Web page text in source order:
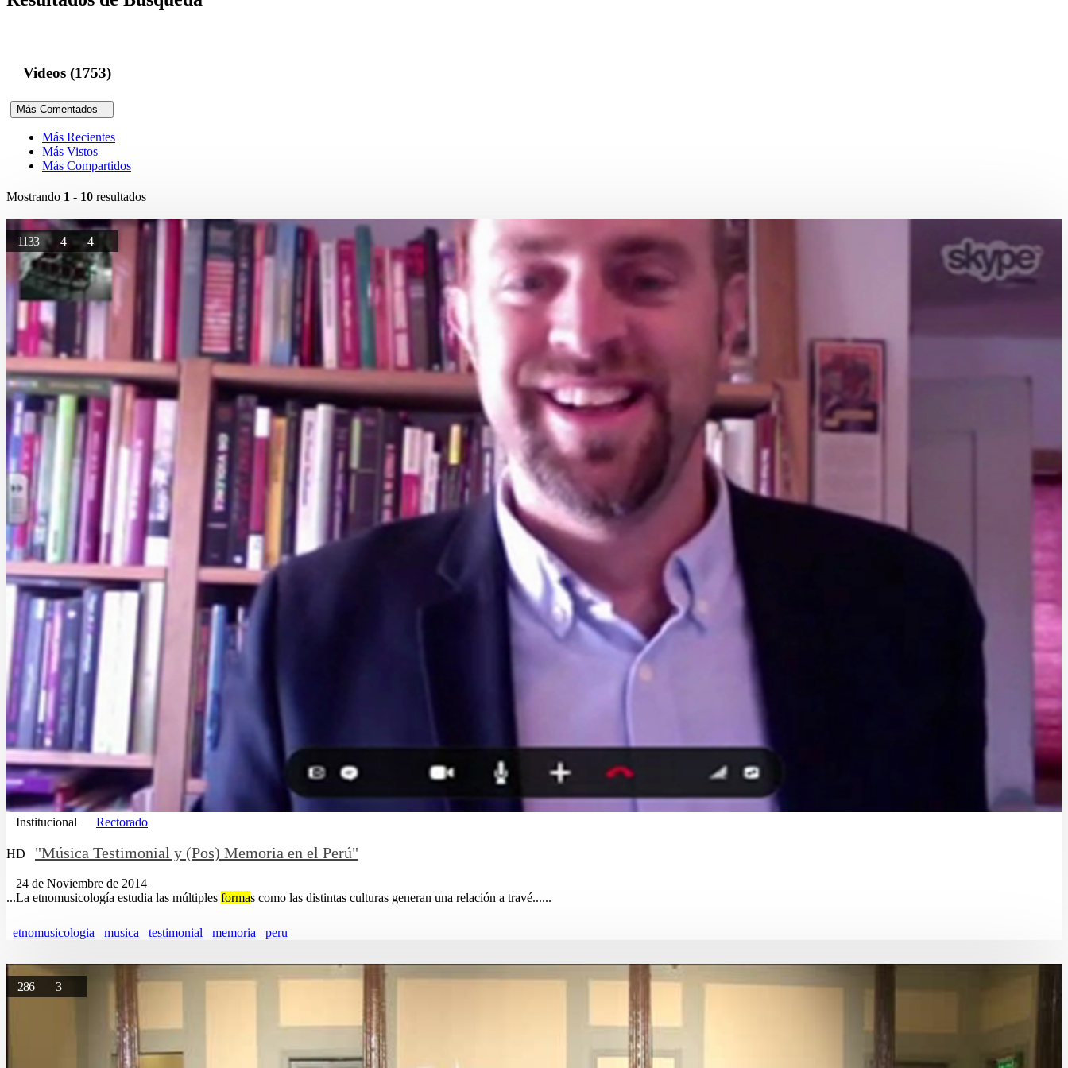
Videos (1753)
Más Comentados
Más Recientes
Más Vistos
Más Compartidos
Mostrando 1 - 10 resultados
1133 4 4
Institucional Rectorado
HD "Música Testimonial y (Pos) Memoria en el Perú"
24 de Noviembre de 2014
...La etnomusicología estudia las múltiples formas como las distintas culturas generan una relación a travé......
etnomusicologia musica testimonial memoria peru
286 3